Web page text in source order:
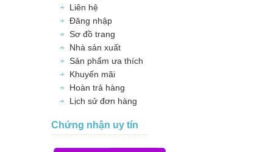
Liên hệ
Đăng nhập
Sơ đồ trang
Nhà sản xuất
Sản phẩm ưa thích
Khuyến mãi
Hoàn trả hàng
Lịch sử đơn hàng
Chứng nhận uy tín